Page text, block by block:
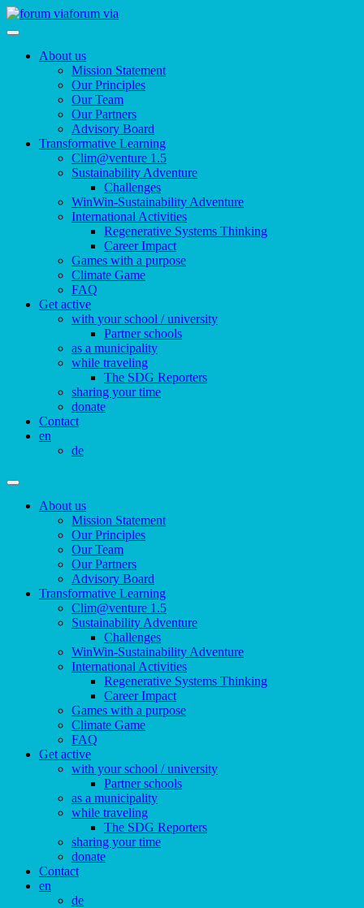
forum via
About us
Mission Statement
Our Principles
Our Team
Our Partners
Advisory Board
Transformative Learning
Clim@venture 1.5
Sustainability Adventure
Challenges
WinWin-Sustainability Adventure
International Activities
Regenerative Systems Thinking
Career Impact
Games with a purpose
Climate Game
FAQ
Get active
with your school / university
Partner schools
as a municipality
while traveling
The SDG Reporters
sharing your time
donate
Contact
en
de
About us
Mission Statement
Our Principles
Our Team
Our Partners
Advisory Board
Transformative Learning
Clim@venture 1.5
Sustainability Adventure
Challenges
WinWin-Sustainability Adventure
International Activities
Regenerative Systems Thinking
Career Impact
Games with a purpose
Climate Game
FAQ
Get active
with your school / university
Partner schools
as a municipality
while traveling
The SDG Reporters
sharing your time
donate
Contact
en
de